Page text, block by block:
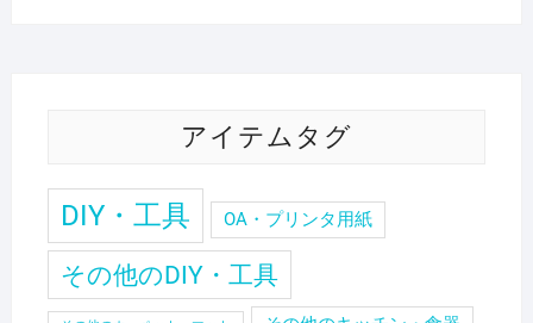
アイテムタグ
DIY・工具 OA・プリンタ用紙
その他のDIY・工具